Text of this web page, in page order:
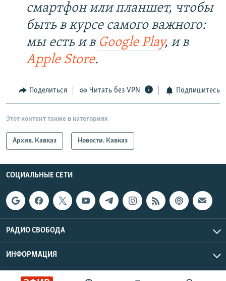
смартфон или планшет, чтобы
быть в курсе самого важного:
мы есть и в Google Play, и в
Apple Store.
Поделиться Читать без VPN Подпишитесь
Этот контент также в категориях
Архив. Кавказ Новости. Кавказ
СОЦИАЛЬНЫЕ СЕТИ
РАДИО СВОБОДА
ИНФОРМАЦИЯ